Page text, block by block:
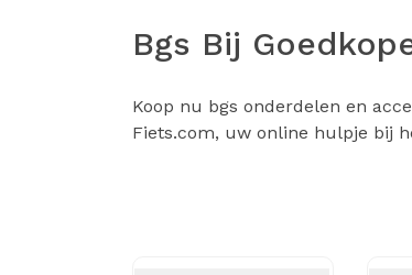
Bgs Bij
Koop nu bgs onderdelen en
Fiets.com, uw online hulpje bij